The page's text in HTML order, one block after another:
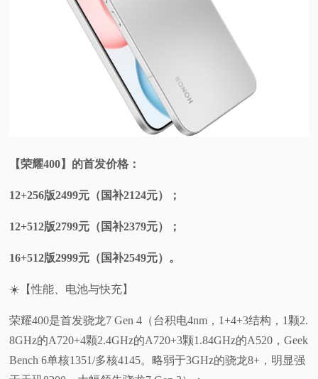
【荣耀400】的首发价格：
12+256版2499元（国补2124元）；
12+512版2799元（国补2379元）；
16+512版2999元（国补2549元）。
☀️【性能、电池与快充】
荣耀400是首发骁龙7 Gen 4（台积电4nm，1+4+3结构，1颗2.
8GHz的A720+4颗2.4GHz的A720+3颗1.84GHz的A520，Geek
Bench 6单核1351/多核4145。略弱于3GHz的骁龙8+，明显强